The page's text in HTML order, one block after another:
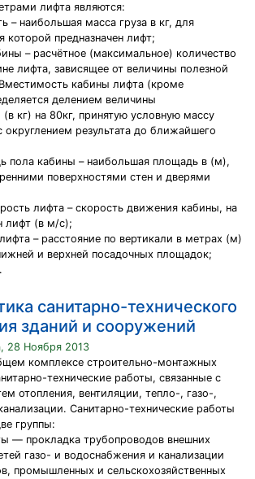
лифта являются:
– наибольшая масса груза в кг, для
которой предназначен лифт;
– расчётное (максимальное) количество
лифта, зависящее от величины полезной
кабины лифта (кроме
делением величины
(в кг) на 80кг, принятую условную массу
округлением результата до ближайшего
пола кабины – наибольшая площадь в (м),
поверхностями стен и дверями
лифта – скорость движения кабины, на
лифт (в м/с);
– расстояние по вертикали в метрах (м)
и верхней посадочных площадок;
санитарно-технического
зданий и сооружений
28 Ноября 2013
комплексе строительно-монтажных
технические работы, связанные с
отопления, вентиляции, тепло-, газо-,
Санитарно-технические работы
группы:
— прокладка трубопроводов внешних
газо- и водоснабжения и канализации
промышленных и сельскохозяйственных